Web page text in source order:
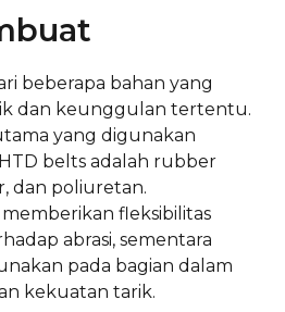
beberapa bahan yang
dan keunggulan tertentu.
yang digunakan
belts adalah rubber
dan poliuretan.
fleksibilitas
abrasi, sementara
pada bagian dalam
kekuatan tarik.